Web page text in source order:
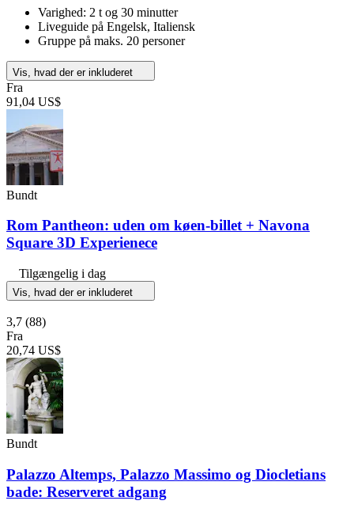
Varighed: 2 t og 30 minutter
Liveguide på Engelsk, Italiensk
Gruppe på maks. 20 personer
Vis, hvad der er inkluderet
Fra
91,04 US$
Bundt
Rom Pantheon: uden om køen-billet + Navona
Square 3D Experienece
Tilgængelig i dag
Vis, hvad der er inkluderet
3,7 (88)
Fra
20,74 US$
Bundt
Palazzo Altemps, Palazzo Massimo og Diocletians
bade: Reserveret adgang